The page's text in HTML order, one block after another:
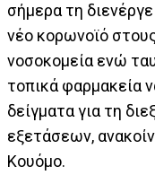
σήμερα τη
νέο κορωνοϊό
νοσοκομεία ενώ
τοπικά φαρμακεία
δείγματα για τη
εξετάσεων,
Κουόμο.